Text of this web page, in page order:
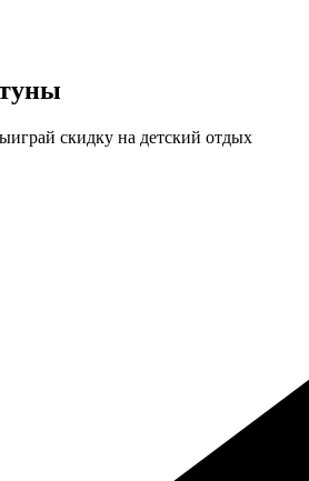
скидку на детский отдых